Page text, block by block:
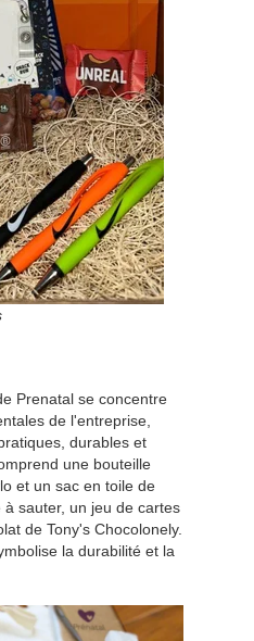
Prenatal se concentre
de l'entreprise,
durables et
une bouteille
et un sac en toile de
sauter, un jeu de cartes
de Tony's Chocolonely.
la durabilité et la